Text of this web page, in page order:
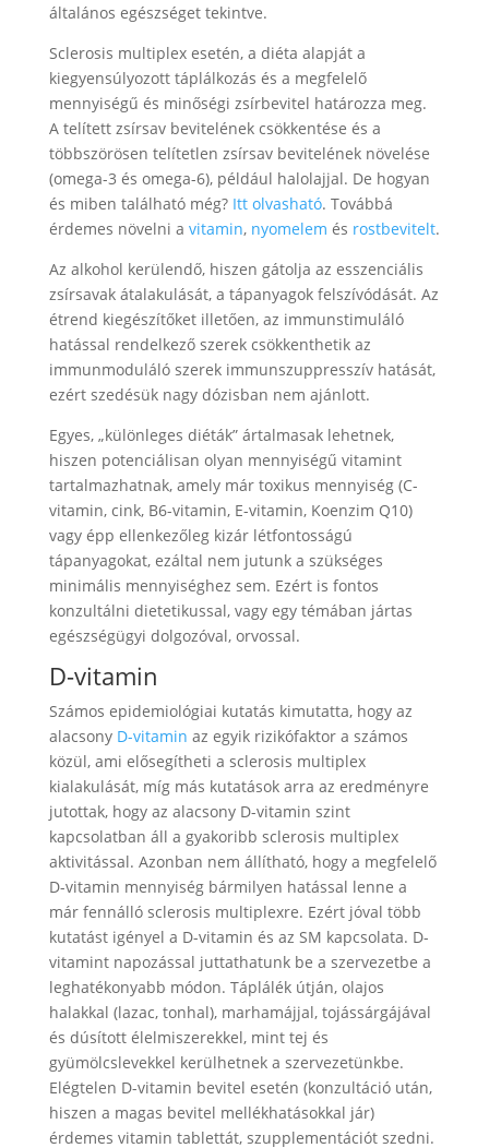
általános egészséget tekintve.
Sclerosis multiplex esetén, a diéta alapját a
kiegyensúlyozott táplálkozás és a megfelelő
mennyiségű és minőségi zsírbevitel határozza meg.
A telített zsírsav bevitelének csökkentése és a
többszörösen telítetlen zsírsav bevitelének növelése
(omega-3 és omega-6), például halolajjal. De hogyan
és miben található még? Itt olvasható. Továbbá
érdemes növelni a vitamin, nyomelem és rostbevitelt.
Az alkohol kerülendő, hiszen gátolja az esszenciális
zsírsavak átalakulását, a tápanyagok felszívódását. Az
étrend kiegészítőket illetően, az immunstimuláló
hatással rendelkező szerek csökkenthetik az
immunmoduláló szerek immunszuppresszív hatását,
ezért szedésük nagy dózisban nem ajánlott.
Egyes, „különleges diéták” ártalmasak lehetnek,
hiszen potenciálisan olyan mennyiségű vitamint
tartalmazhatnak, amely már toxikus mennyiség (C-
vitamin, cink, B6-vitamin, E-vitamin, Koenzim Q10)
vagy épp ellenkezőleg kizár létfontosságú
tápanyagokat, ezáltal nem jutunk a szükséges
minimális mennyiséghez sem. Ezért is fontos
konzultálni dietetikussal, vagy egy témában jártas
egészségügyi dolgozóval, orvossal.
D-vitamin
Számos epidemiológiai kutatás kimutatta, hogy az
alacsony D-vitamin az egyik rizikófaktor a számos
közül, ami elősegítheti a sclerosis multiplex
kialakulását, míg más kutatások arra az eredményre
jutottak, hogy az alacsony D-vitamin szint
kapcsolatban áll a gyakoribb sclerosis multiplex
aktivitással. Azonban nem állítható, hogy a megfelelő
D-vitamin mennyiség bármilyen hatással lenne a
már fennálló sclerosis multiplexre. Ezért jóval több
kutatást igényel a D-vitamin és az SM kapcsolata. D-
vitamint napozással juttathatunk be a szervezetbe a
leghatékonyabb módon. Táplálék útján, olajos
halakkal (lazac, tonhal), marhamájjal, tojássárgájával
és dúsított élelmiszerekkel, mint tej és
gyümölcslevekkel kerülhetnek a szervezetünkbe.
Elégtelen D-vitamin bevitel esetén (konzultáció után,
hiszen a magas bevitel mellékhatásokkal jár)
érdemes vitamin tablettát, szupplementációt szedni.